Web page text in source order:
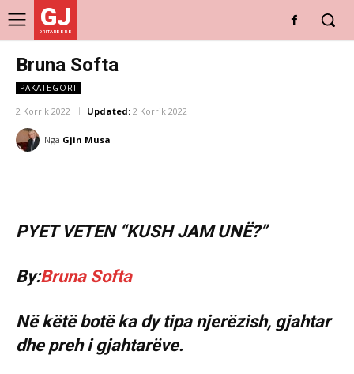
GJ
DRITARE E RE
Bruna Softa
PAKATEGORI
2 Korrik 2022 Updated: 2 Korrik 2022
Nga Gjin Musa
PYET VETEN “KUSH JAM UNË?”
By:Bruna Softa
Në këtë botë ka dy tipa njerëzish, gjahtar
dhe preh i gjahtarëve.